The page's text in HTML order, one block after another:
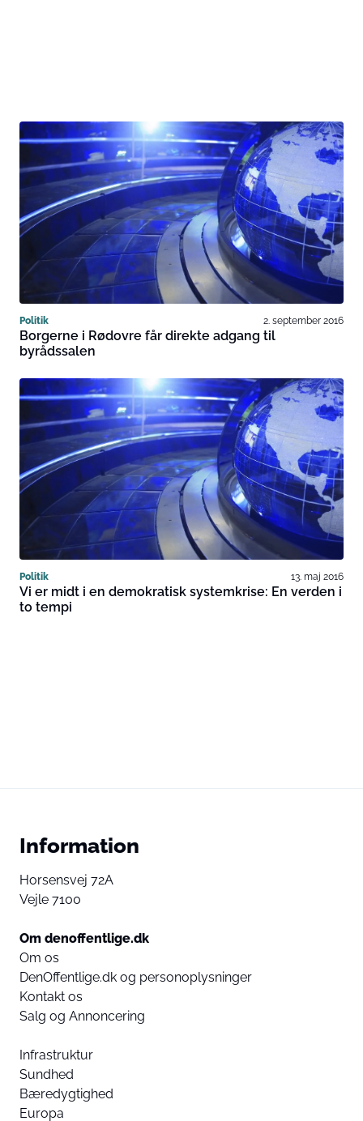
Politik 2. september 2016
Borgerne i Rødovre får direkte adgang til
byrådssalen
Politik 13. maj 2016
Vi er midt i en demokratisk systemkrise: En verden i
to tempi
Information
Horsensvej 72A
Vejle 7100
Om denoffentlige.dk
Om os
DenOffentlige.dk og personoplysninger
Kontakt os
Salg og Annoncering
Infrastruktur
Sundhed
Bæredygtighed
Europa